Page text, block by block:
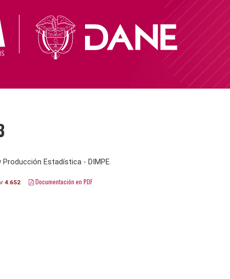
Estadística - DIMPE.
4.652 Documentación en PDF